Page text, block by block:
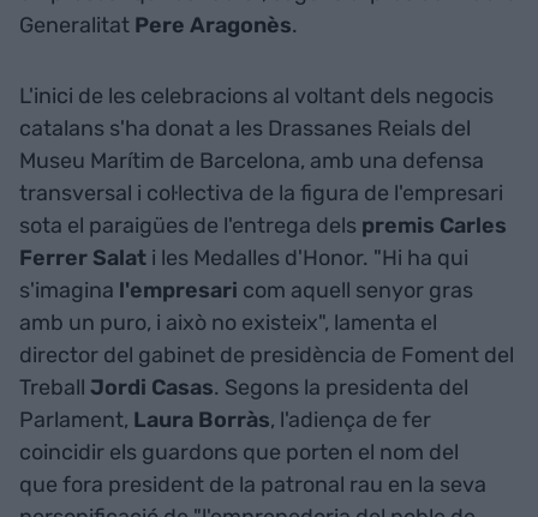
Generalitat Pere Aragonès.
L'inici de les celebracions al voltant dels negocis
catalans s'ha donat a les Drassanes Reials del
Museu Marítim de Barcelona, amb una defensa
transversal i col·lectiva de la figura de l'empresari
sota el paraigües de l'entrega dels premis Carles
Ferrer Salat i les Medalles d'Honor. "Hi ha qui
s'imagina l'empresari com aquell senyor gras
amb un puro, i això no existeix", lamenta el
director del gabinet de presidència de Foment del
Treball Jordi Casas. Segons la presidenta del
Parlament, Laura Borràs, l'adiença de fer
coincidir els guardons que porten el nom del
que fora president de la patronal rau en la seva